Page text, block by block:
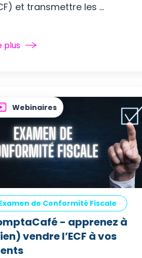
et transmettre les ...
plus
Webinaires
de Conformité Fiscale
- apprenez à
vendre l’ECF à vos